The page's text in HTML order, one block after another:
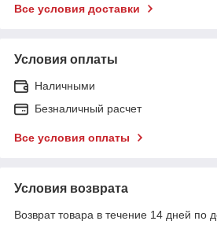
Все условия доставки
Условия оплаты
Наличными
Безналичный расчет
Все условия оплаты
Условия возврата
Возврат товара в течение 14 дней по